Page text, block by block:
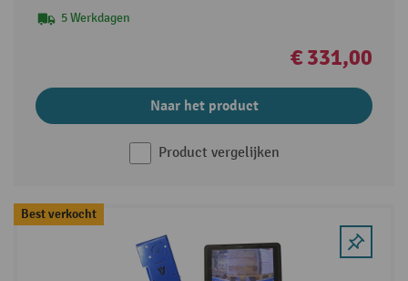
5 Werkdagen
€ 331,00
Naar het product
Product vergelijken
Best verkocht